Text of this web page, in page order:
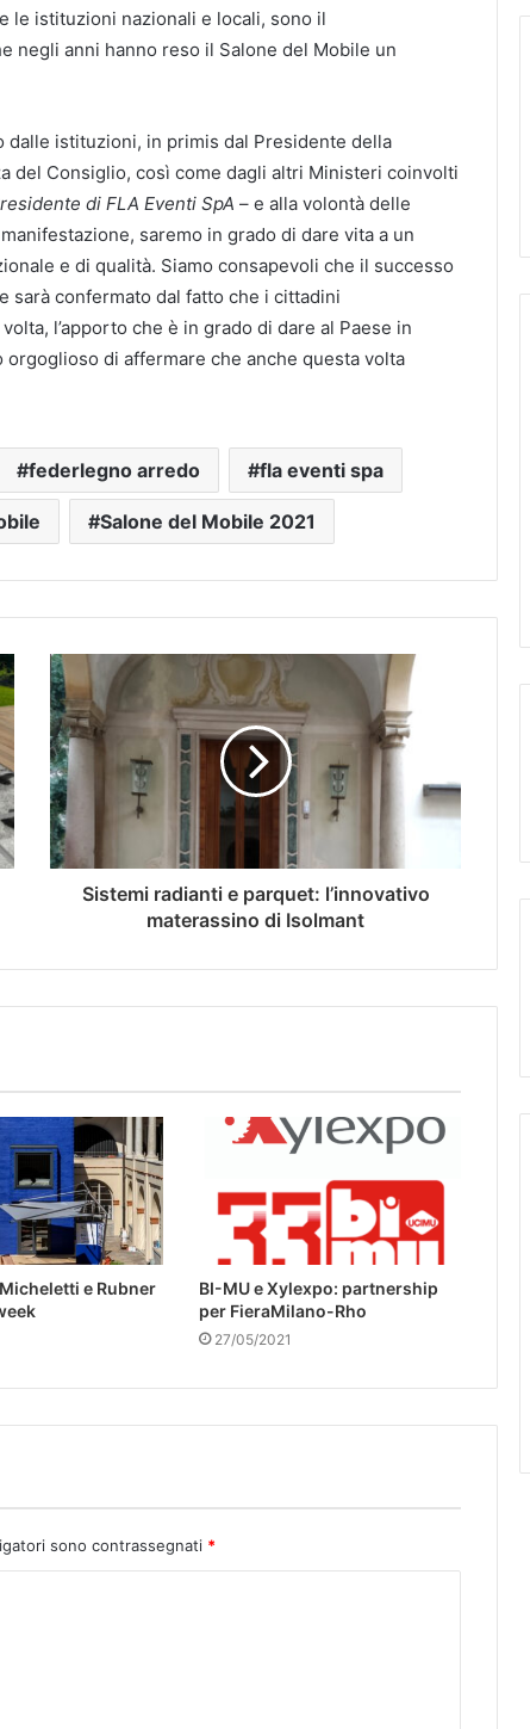
le istituzioni nazionali e locali, sono il
negli anni hanno reso il Salone del Mobile un
istituzioni, in primis dal Presidente della
del Consiglio, così come dagli altri Ministeri coinvolti
di FLA Eventi SpA – e alla volontà delle
saremo in grado di dare vita a un
e di qualità. Siamo consapevoli che il successo
sarà confermato dal fatto che i cittadini
l’apporto che è in grado di dare al Paese in
di affermare che anche questa volta
federlegno arredo fla eventi spa
Salone del Mobile 2021
Sistemi radianti e parquet: l’innovativo
materassino di Isolmant
e Rubner
BI-MU e Xylexpo: partnership
per FieraMilano-Rho
27/05/2021
sono contrassegnati *